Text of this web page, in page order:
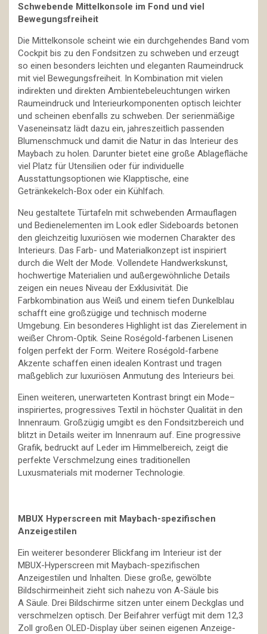
Schwebende Mittelkonsole im Fond und viel
Bewegungsfreiheit
Die Mittelkonsole scheint wie ein durchgehendes Band vom
Cockpit bis zu den Fondsitzen zu schweben und erzeugt
so einen besonders leichten und eleganten Raumeindruck
mit viel Bewegungsfreiheit. In Kombination mit vielen
indirekten und direkten Ambientebeleuchtungen wirken
Raumeindruck und Interieurkomponenten optisch leichter
und scheinen ebenfalls zu schweben. Der serienmäßige
Vaseneinsatz lädt dazu ein, jahreszeitlich passenden
Blumenschmuck und damit die Natur in das Interieur des
Maybach zu holen. Darunter bietet eine große Ablagefläche
viel Platz für Utensilien oder für individuelle
Ausstattungsoptionen wie Klapptische, eine
Getränkekelch-Box oder ein Kühlfach.
Neu gestaltete Türtafeln mit schwebenden Armauflagen
und Bedienelementen im Look edler Sideboards betonen
den gleichzeitig luxuriösen wie modernen Charakter des
Interieurs. Das Farb- und Materialkonzept ist inspiriert
durch die Welt der Mode. Vollendete Handwerkskunst,
hochwertige Materialien und außergewöhnliche Details
zeigen ein neues Niveau der Exklusivität. Die
Farbkombination aus Weiß und einem tiefen Dunkelblau
schafft eine großzügige und technisch moderne
Umgebung. Ein besonderes Highlight ist das Zierelement in
weißer Chrom-Optik. Seine Roségold-farbenen Lisenen
folgen perfekt der Form. Weitere Roségold-farbene
Akzente schaffen einen idealen Kontrast und tragen
maßgeblich zur luxuriösen Anmutung des Interieurs bei.
Einen weiteren, unerwarteten Kontrast bringt ein Mode–
inspiriertes, progressives Textil in höchster Qualität in den
Innenraum. Großzügig umgibt es den Fondsitzbereich und
blitzt in Details weiter im Innenraum auf. Eine progressive
Grafik, bedruckt auf Leder im Himmelbereich, zeigt die
perfekte Verschmelzung eines traditionellen
Luxusmaterials mit moderner Technologie.
MBUX Hyperscreen mit Maybach-spezifischen
Anzeigestilen
Ein weiterer besonderer Blickfang im Interieur ist der
MBUX-Hyperscreen mit Maybach-spezifischen
Anzeigestilen und Inhalten. Diese große, gewölbte
Bildschirmeinheit zieht sich nahezu von A-Säule bis
A Säule. Drei Bildschirme sitzen unter einem Deckglas und
verschmelzen optisch. Der Beifahrer verfügt mit dem 12,3
Zoll großen OLED-Display über seinen eigenen Anzeige-